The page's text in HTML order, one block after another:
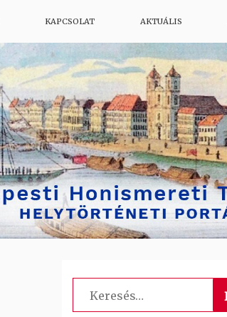
KAPCSOLAT AKTUÁLIS
Keresés: